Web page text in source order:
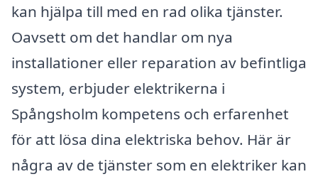
kan hjälpa till med en rad olika tjänster.
Oavsett om det handlar om nya
installationer eller reparation av befintliga
system, erbjuder elektrikerna i
Spångsholm kompetens och erfarenhet
för att lösa dina elektriska behov. Här är
några av de tjänster som en elektriker kan